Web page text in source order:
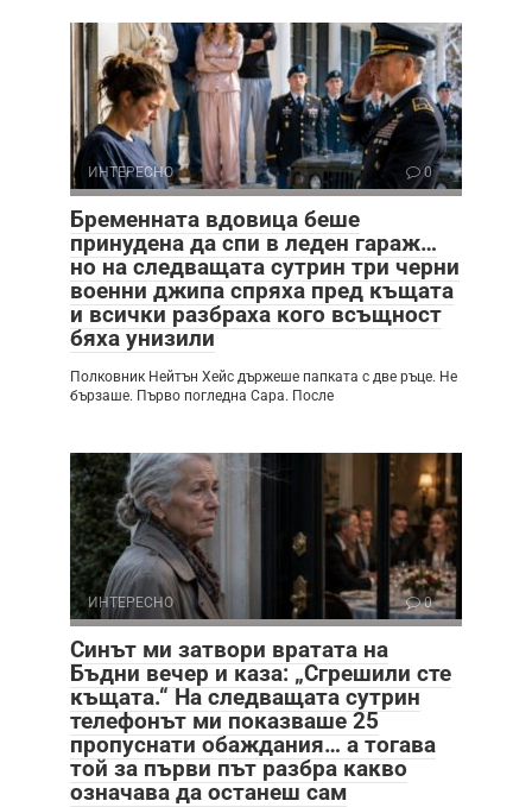
ИНТЕРЕСНО 0
Бременната вдовица беше
принудена да спи в леден гараж…
но на следващата сутрин три черни
военни джипа спряха пред къщата
и всички разбраха кого всъщност
бяха унизили
Полковник Нейтън Хейс държеше папката с две ръце. Не
бързаше. Първо погледна Сара. После
ИНТЕРЕСНО 0
Синът ми затвори вратата на
Бъдни вечер и каза: „Сгрешили сте
къщата.“ На следващата сутрин
телефонът ми показваше 25
пропуснати обаждания… а тогава
той за първи път разбра какво
означава да останеш сам